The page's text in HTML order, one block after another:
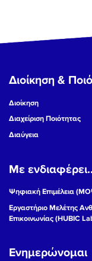
Διοίκηση &
Διοίκηση
Διαχείριση Ποιότητας
Διαύγεια
Με
Ψηφιακή Επιμέλεια
Εργαστήριο Μελέτης
Επικοινωνίας (HUBIC
Ενημερώνομαι